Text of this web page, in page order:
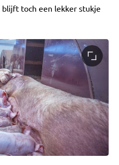
toch een lekker stukje